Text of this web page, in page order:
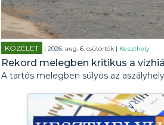
KÖZÉLET | 2026. aug. 6. csütörtök | Keszthely
Rekord melegben kritikus a
A tartós melegben súlyos az